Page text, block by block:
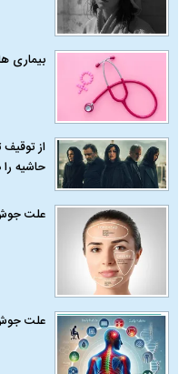
بیماری‌
از
حاشیه
علت
علت